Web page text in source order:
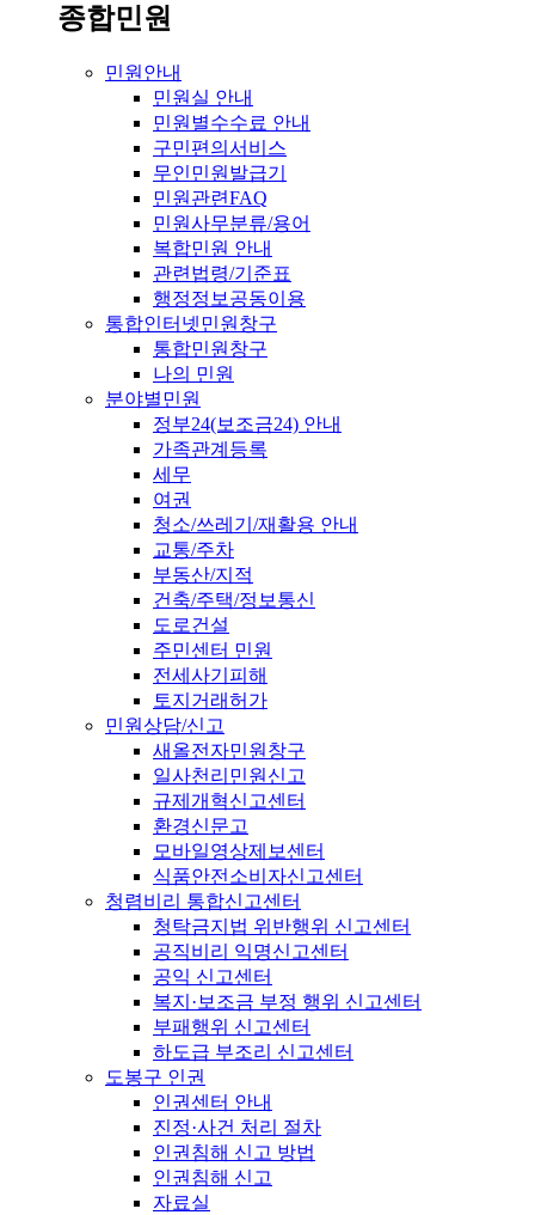
종합민원
민원안내
민원실 안내
민원별수수료 안내
구민편의서비스
무인민원발급기
민원관련FAQ
민원사무분류/용어
복합민원 안내
관련법령/기준표
행정정보공동이용
통합인터넷민원창구
통합민원창구
나의 민원
분야별민원
정부24(보조금24) 안내
가족관계등록
세무
여권
청소/쓰레기/재활용 안내
교통/주차
부동산/지적
건축/주택/정보통신
도로건설
주민센터 민원
전세사기피해
토지거래허가
민원상담/신고
새올전자민원창구
일사천리민원신고
규제개혁신고센터
환경신문고
모바일영상제보센터
식품안전소비자신고센터
청렴비리 통합신고센터
청탁금지법 위반행위 신고센터
공직비리 익명신고센터
공익 신고센터
복지·보조금 부정 행위 신고센터
부패행위 신고센터
하도급 부조리 신고센터
도봉구 인권
인권센터 안내
진정·사건 처리 절차
인권침해 신고 방법
인권침해 신고
자료실